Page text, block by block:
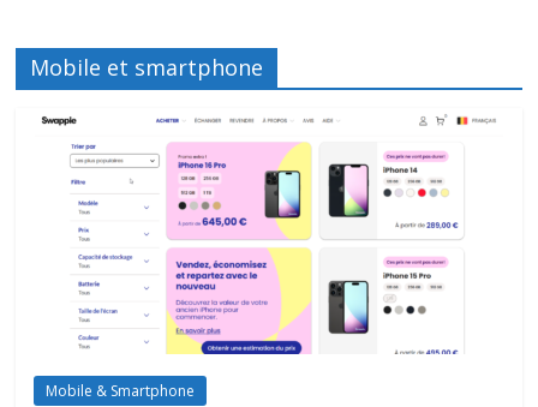
Mobile et smartphone
Mobile & Smartphone